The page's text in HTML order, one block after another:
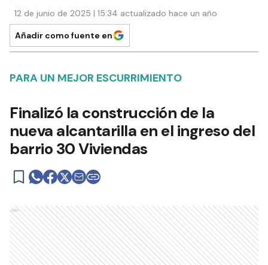
12 de junio de 2025 | 15:34 actualizado hace un año
Añadir como fuente en
PARA UN MEJOR ESCURRIMIENTO
Finalizó la construcción de la
nueva alcantarilla en el ingreso del
barrio 30 Viviendas
Ads